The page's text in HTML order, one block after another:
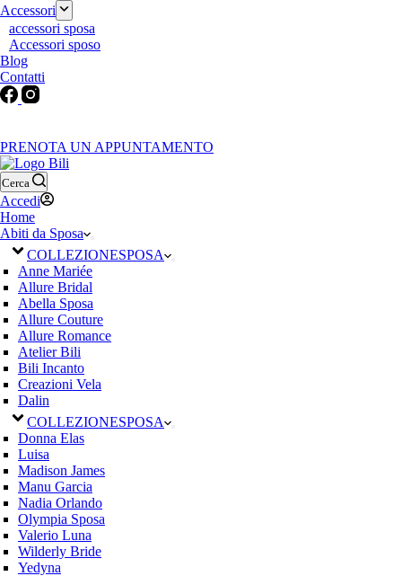
Accessori
accessori sposa
Accessori sposo
Blog
Contatti
PRENOTA UN APPUNTAMENTO
Cerca
Accedi
Home
Abiti da Sposa
COLLEZIONESPOSA
Anne Mariée
Allure Bridal
Abella Sposa
Allure Couture
Allure Romance
Atelier Bili
Bili Incanto
Creazioni Vela
Dalin
COLLEZIONESPOSA
Donna Elas
Luisa
Madison James
Manu Garcia
Nadia Orlando
Olympia Sposa
Valerio Luna
Wilderly Bride
Yedyna